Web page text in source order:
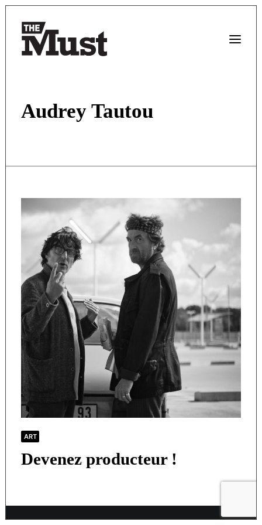
Audrey Tautou
ART
Devenez producteur !